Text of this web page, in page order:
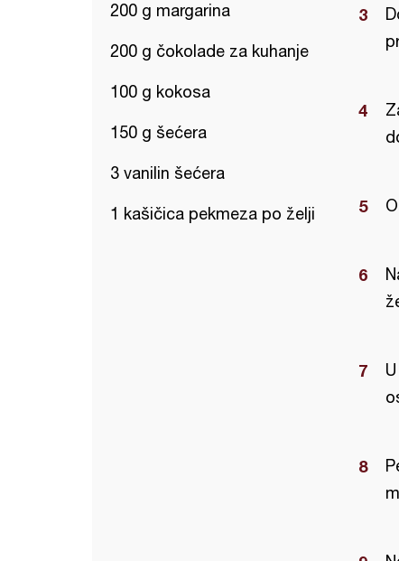
200 g margarina
200 g čokolade za kuhanje
100 g kokosa
150 g šećera
3 vanilin šećera
1 kašičica pekmeza po želji